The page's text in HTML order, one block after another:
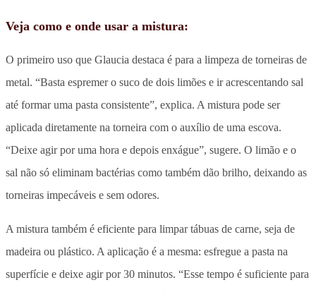
Veja como e onde usar a mistura:
O primeiro uso que Glaucia destaca é para a limpeza de torneiras de
metal. “Basta espremer o suco de dois limões e ir acrescentando sal
até formar uma pasta consistente”, explica. A mistura pode ser
aplicada diretamente na torneira com o auxílio de uma escova.
“Deixe agir por uma hora e depois enxágue”, sugere. O limão e o
sal não só eliminam bactérias como também dão brilho, deixando as
torneiras impecáveis e sem odores.
A mistura também é eficiente para limpar tábuas de carne, seja de
madeira ou plástico. A aplicação é a mesma: esfregue a pasta na
superfície e deixe agir por 30 minutos. “Esse tempo é suficiente para